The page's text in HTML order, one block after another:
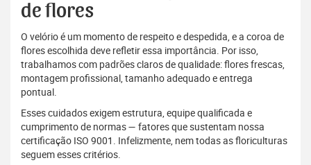
de flores
O velório é um momento de respeito e despedida, e a coroa de
flores escolhida deve refletir essa importância. Por isso,
trabalhamos com padrões claros de qualidade: flores frescas,
montagem profissional, tamanho adequado e entrega
pontual.
Esses cuidados exigem estrutura, equipe qualificada e
cumprimento de normas — fatores que sustentam nossa
certificação ISO 9001. Infelizmente, nem todas as floriculturas
seguem esses critérios.